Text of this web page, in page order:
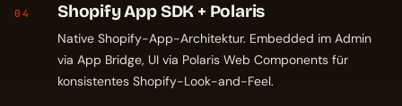
04 Shopify App SDK + Polaris
Native Shopify-App-Architektur. Embedded im Admin
via App Bridge, UI via Polaris Web Components für
konsistentes Shopify-Look-and-Feel.